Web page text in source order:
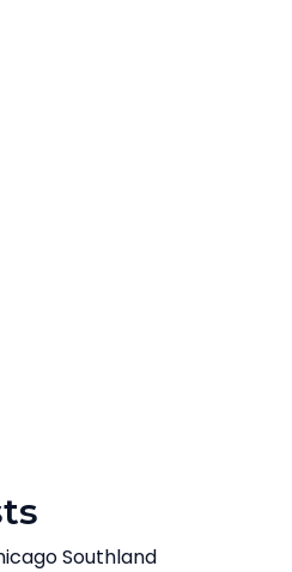
Southland